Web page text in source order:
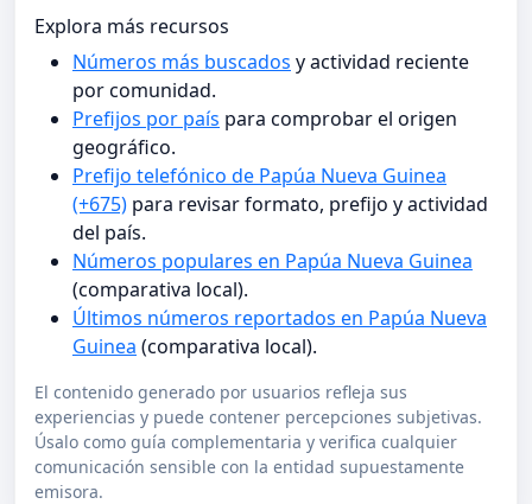
Explora más recursos
Números más buscados y actividad reciente
por comunidad.
Prefijos por país para comprobar el origen
geográfico.
Prefijo telefónico de Papúa Nueva Guinea
(+675) para revisar formato, prefijo y actividad
del país.
Números populares en Papúa Nueva Guinea
(comparativa local).
Últimos números reportados en Papúa Nueva
Guinea (comparativa local).
El contenido generado por usuarios refleja sus
experiencias y puede contener percepciones subjetivas.
Úsalo como guía complementaria y verifica cualquier
comunicación sensible con la entidad supuestamente
emisora.